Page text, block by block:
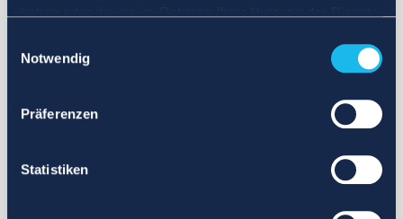
Notwendig
Präferenzen
Statistiken